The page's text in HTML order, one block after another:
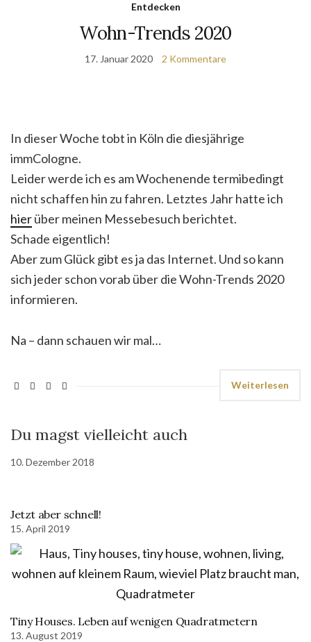
Entdecken
Wohn-Trends 2020
17. Januar 2020 2 Kommentare
In dieser Woche tobt in Köln die diesjährige
immCologne.
Leider werde ich es am Wochenende termibedingt
nicht schaffen hin zu fahren. Letztes Jahr hatte ich
hierüber meinen Messebesuch berichtet.
Schade eigentlich!
Aber zum Glück gibt es ja das Internet. Und so kann
sich jeder schon vorab über die Wohn-Trends 2020
informieren.
Na – dann schauen wir mal…
Weiterlesen
Du magst vielleicht auch
10. Dezember 2018
Jetzt aber schnell!
15. April 2019
Tiny Houses. Leben auf wenigen Quadratmetern
13. August 2019